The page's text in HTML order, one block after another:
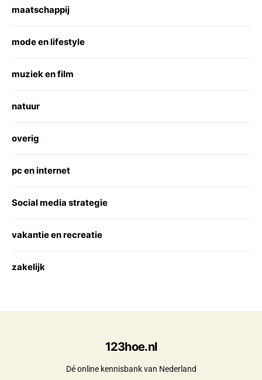
maatschappij
mode en lifestyle
muziek en film
natuur
overig
pc en internet
Social media strategie
vakantie en recreatie
zakelijk
123hoe.nl
Dé online kennisbank van Nederland